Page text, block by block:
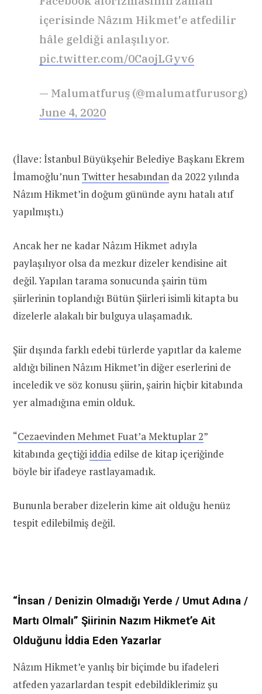
içerisinde Nâzım Hikmet'e atfedilir
hâle geldiği anlaşılıyor.
pic.twitter.com/0CaojLGyv6
— Malumatfuruş (@malumatfurusorg)
June 4, 2020
(İlave: İstanbul Büyükşehir Belediye Başkanı Ekrem
İmamoğlu’nun Twitter hesabından da 2022 yılında
Nâzım Hikmet’in doğum gününde aynı hatalı atıf
yapılmıştı.)
Ancak her ne kadar Nâzım Hikmet adıyla
paylaşılıyor olsa da mezkur dizeler kendisine ait
değil. Yapılan tarama sonucunda şairin tüm
şiirlerinin toplandığı Bütün Şiirleri isimli kitapta bu
dizelerle alakalı bir bulguya ulaşamadık.
Şiir dışında farklı edebi türlerde yapıtlar da kaleme
aldığı bilinen Nâzım Hikmet’in diğer eserlerini de
inceledik ve söz konusu şiirin, şairin hiçbir kitabında
yer almadığına emin olduk.
“Cezaevinden Mehmet Fuat’a Mektuplar 2”
kitabında geçtiğiiddia edilse de kitap içeriğinde
böyle bir ifadeye rastlayamadık.
Bununla beraber dizelerin kime ait olduğu henüz
tespit edilebilmiş değil.
“İnsan / Denizin Olmadığı Yerde / Umut Adına /
Martı Olmalı” Şiirinin Nazım Hikmet’e Ait
Olduğunu İddia Eden Yazarlar
Nâzım Hikmet’e yanlış bir biçimde bu ifadeleri
atfeden yazarlardan tespit edebildiklerimiz şu